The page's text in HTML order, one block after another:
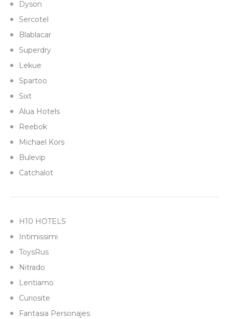
Dyson
Sercotel
Blablacar
Superdry
Lekue
Spartoo
Sixt
Alua Hotels
Reebok
Michael Kors
Bulevip
Catchalot
H10 HOTELS
Intimissimi
ToysRus
Nitrado
Lentiamo
Curiosite
Fantasia Personajes